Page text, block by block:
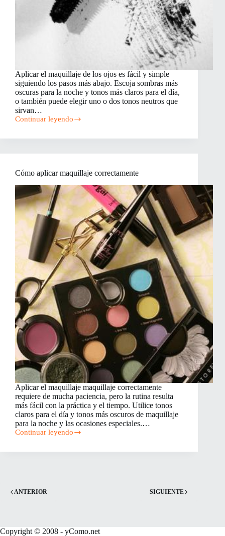
Aplicar el maquillaje de los ojos es fácil y simple
siguiendo los pasos más abajo. Escoja sombras más
oscuras para la noche y tonos más claros para el día,
o también puede elegir uno o dos tonos neutros que
sirvan…
Continuar leyendo
Cómo
el
ojos
Cómo aplicar maquillaje correctamente
Aplicar el maquillaje maquillaje correctamente
requiere de mucha paciencia, pero la rutina resulta
más fácil con la práctica y el tiempo. Utilice tonos
claros para el día y tonos más oscuros de maquillaje
para la noche y las ocasiones especiales.…
Continuar leyendo
Cómo
maquillaje
ANTERIOR SIGUIENTE
Copyright © 2008 - yComo.net